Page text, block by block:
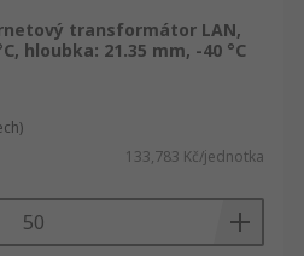
transformátor LAN,
hloubka: 21.35 mm, -40 °C
133,783 Kč/jednotka